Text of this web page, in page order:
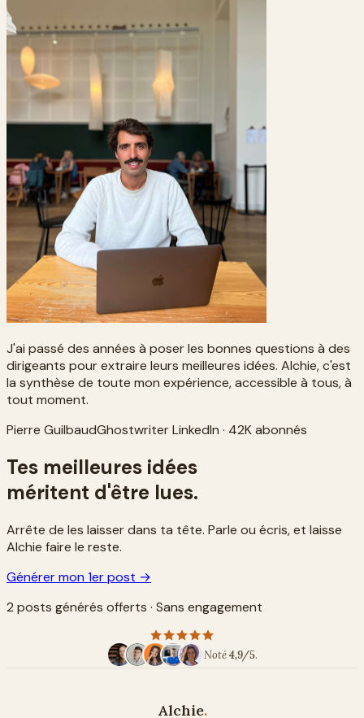
J'ai passé des années à poser les bonnes questions à des
dirigeants pour extraire leurs meilleures idées. Alchie, c'est
la synthèse de toute mon expérience, accessible à tous, à
tout moment.
Pierre GuilbaudGhostwriter LinkedIn · 42K abonnés
Tes meilleures idées
méritent d'être lues.
Arrête de les laisser dans ta tête. Parle ou écris, et laisse
Alchie faire le reste.
Générer mon 1er post →
2 posts générés offerts · Sans engagement
Noté4,9/5.
Alchie.